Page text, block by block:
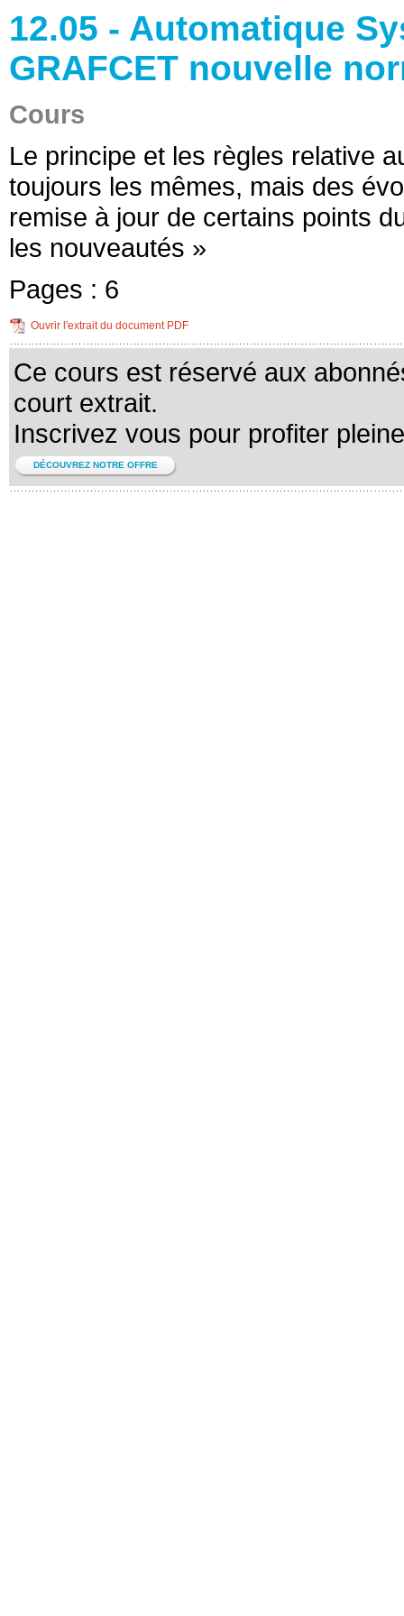
12.05 - Automatique
GRAFCET nouvelle
Cours
Le principe et les règles relative
toujours les mêmes, mais des
remise à jour de certains points
les nouveautés »
Pages : 6
Ouvrir l'extrait du document PDF
Ce cours est réservé aux
court extrait.
Inscrivez vous pour profiter
DÉCOUVREZ NOTRE OFFRE